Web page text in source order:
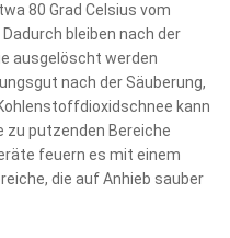
80 Grad Celsius vom
bleiben nach der
ausgelöscht werden
nach der Säuberung,
kann
putzenden Bereiche
feuern es mit einem
die auf Anhieb sauber